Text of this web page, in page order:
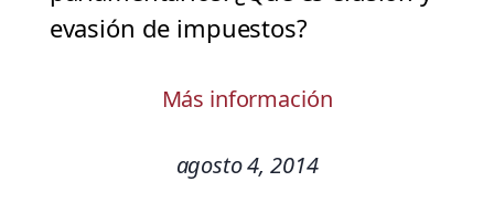
evasión de impuestos?
Más información
agosto 4, 2014